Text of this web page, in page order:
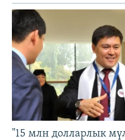
"15 млн долларлык